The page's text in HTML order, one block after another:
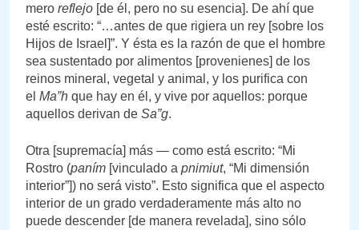
mero reflejo [de él, pero no su esencia]. De ahí que
esté escrito: “…antes de que rigiera un rey [sobre los
Hijos de Israel]”. Y ésta es la razón de que el hombre
sea sustentado por alimentos [provenienes] de los
reinos mineral, vegetal y animal, y los purifica con
el Ma”h que hay en él, y vive por aquellos: porque
aquellos derivan de Sa”g.
Otra [supremacía] más — como está escrito: “Mi
Rostro (paním [vinculado a pnimiut, “Mi dimensión
interior”]) no será visto”. Esto significa que el aspecto
interior de un grado verdaderamente más alto no
puede descender [de manera revelada], sino sólo